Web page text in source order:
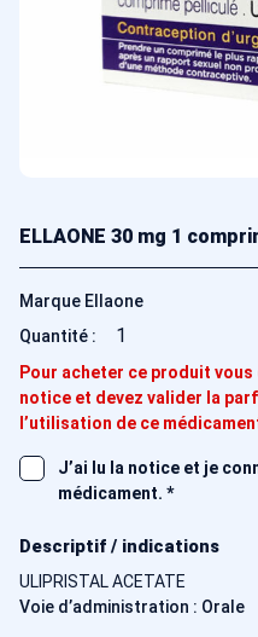
ELLAONE 30 mg 1
Marque Ellaone
Quantité : 1
Pour acheter ce produit
notice et devez valider la
l’utilisation de ce
J’ai lu la notice et je
médicament. *
Descriptif / indications
ULIPRISTAL ACETATE
Voie d’administration : Orale